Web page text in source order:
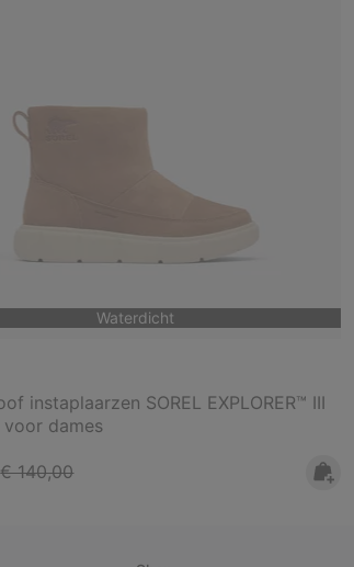
Waterdicht
instaplaarzen SOREL EXPLORER™ III
voor dames
Regular price:
€ 140,00